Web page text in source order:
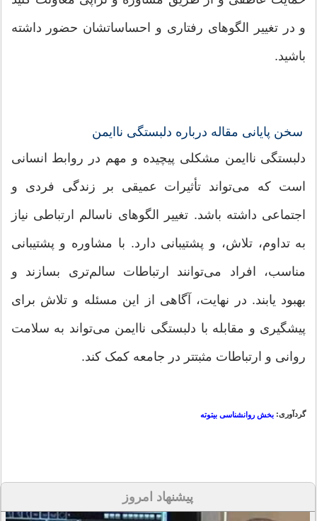
و در تغییر الگوهای رفتاری و احساساتشان حضور داشته
باشید.
سخن پایانی مقاله درباره دلبستگی ناایمن
دلبستگی ناایمن مشکلی پیچیده و مهم در روابط انسانی
است که می‌تواند تأثیرات عمیقی بر زندگی فردی و
اجتماعی داشته باشد. تغییر الگوهای ناسالم ارتباطی نیاز
به تداوم، تلاش، و پشتیبانی دارد. با مشاوره و پشتیبانی
مناسب، افراد می‌توانند ارتباطات سالم‌تری بسازند و
بهبود یابند. در نهایت، آگاهی از این مسئله و تلاش برای
پیشگیری و مقابله با دلبستگی ناایمن می‌تواند به سلامت
روانی و ارتباطات مثبتتر در جامعه کمک کند.
گردآوری: بخش روانشناسی بیتوته
پیشنهاد امروز